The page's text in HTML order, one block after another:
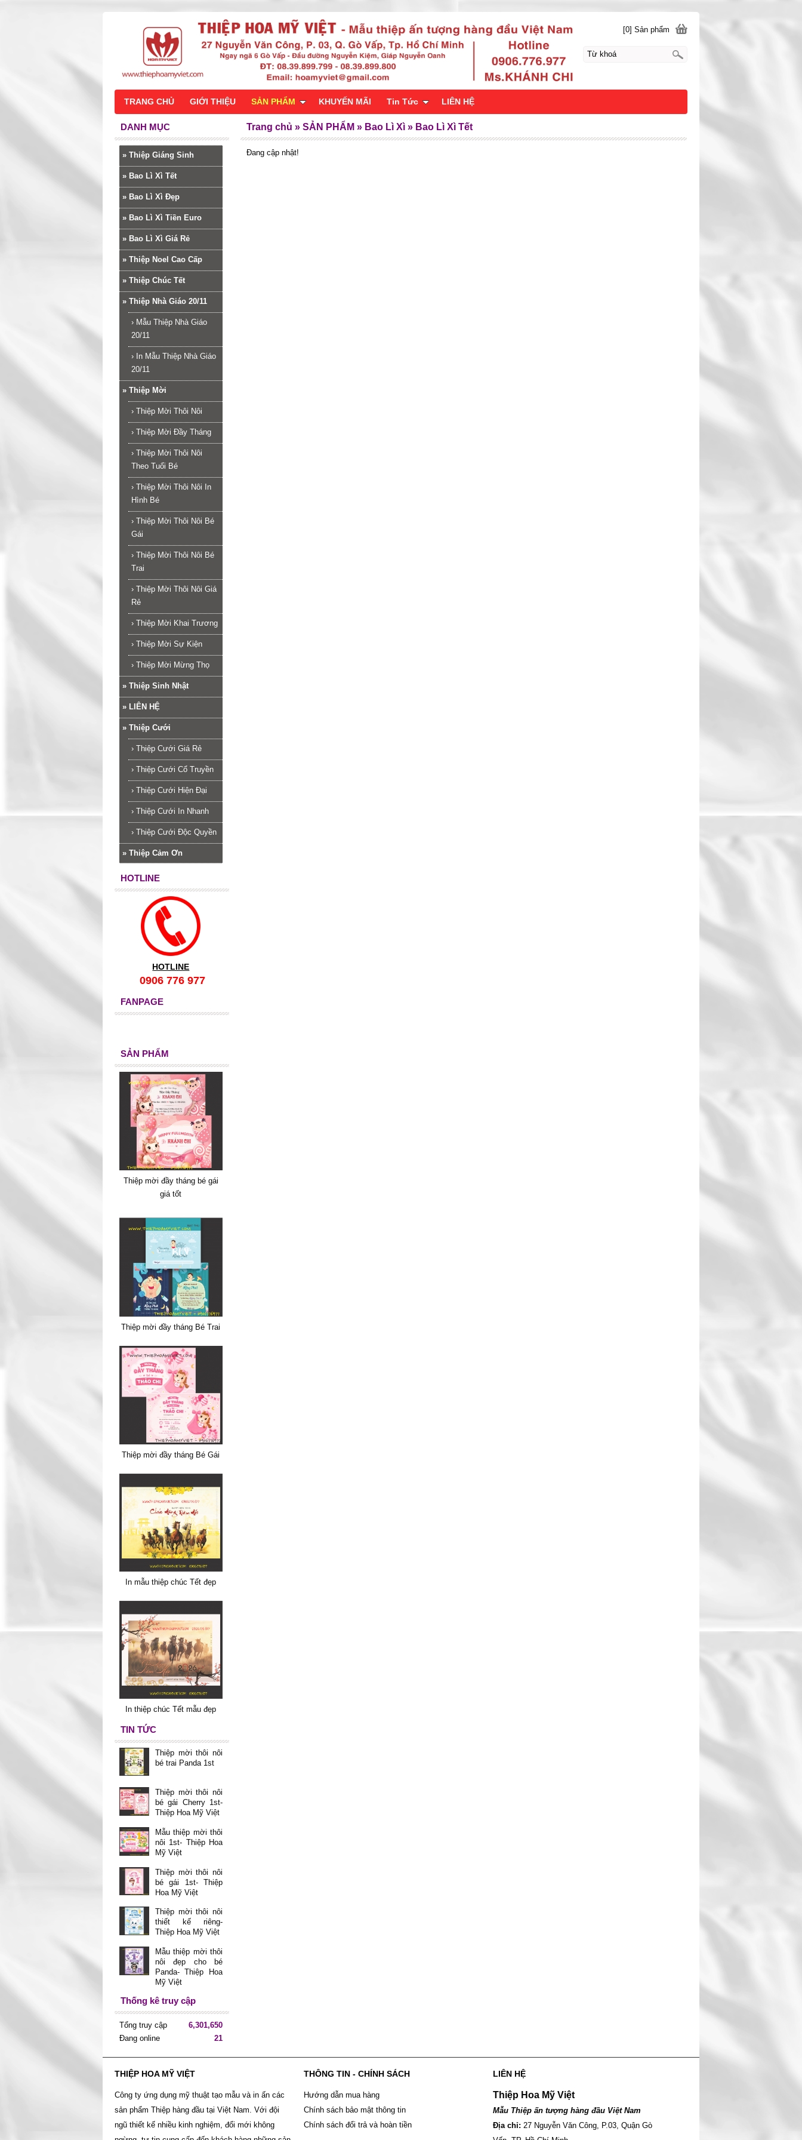
Đang cập nhật!
Trang chủ »SẢN PHẨM » Bao Lì Xì » Bao Lì Xì Tết
DANH MỤC
» Thiệp Giáng Sinh
» Bao Lì Xì Tết
» Bao Lì Xì Đẹp
» Bao Lì Xì Tiền Euro
» Bao Lì Xì Giá Rẻ
» Thiệp Noel Cao Cấp
» Thiệp Chúc Tết
» Thiệp Nhà Giáo 20/11
› Mẫu Thiệp Nhà Giáo
20/11
› In Mẫu Thiệp Nhà Giáo
20/11
» Thiệp Mời
› Thiệp Mời Thôi Nôi
› Thiệp Mời Đầy Tháng
› Thiệp Mời Thôi Nôi
Theo Tuổi Bé
› Thiệp Mời Thôi Nôi In
Hình Bé
› Thiệp Mời Thôi Nôi Bé
Gái
› Thiệp Mời Thôi Nôi Bé
Trai
› Thiệp Mời Thôi Nôi Giá
Rẻ
› Thiệp Mời Khai Trương
› Thiệp Mời Sự Kiện
› Thiệp Mời Mừng Thọ
» Thiệp Sinh Nhật
» LIÊN HỆ
» Thiệp Cưới
› Thiệp Cưới Giá Rẻ
› Thiệp Cưới Cổ Truyền
› Thiệp Cưới Hiện Đại
› Thiệp Cưới In Nhanh
› Thiệp Cưới Độc Quyền
» Thiệp Cảm Ơn
HOTLINE
HOTLINE
0906 776 977
FANPAGE
SẢN PHẨM
Thiệp mời đầy tháng bé gái
giá tốt
Thiệp mời đầy tháng Bé Trai
Thiệp mời đầy tháng Bé Gái
In mẫu thiệp chúc Tết đẹp
In thiệp chúc Tết mẫu đẹp
TIN TỨC
Thiệp mời thôi nôi
bé trai Panda 1st
Thiệp mời thôi nôi
bé gái Cherry 1st-
Thiệp Hoa Mỹ Việt
Mẫu thiệp mời thôi
nôi 1st- Thiệp Hoa
Mỹ Việt
Thiệp mời thôi nôi
bé gái 1st- Thiệp
Hoa Mỹ Việt
Thiệp mời thôi nôi
thiết kế riêng-
Thiệp Hoa Mỹ Việt
Mẫu thiệp mời thôi
nôi đẹp cho bé
Panda- Thiệp Hoa
Mỹ Việt
Thống kê truy cập
Tổng truy cập
6,301,650
Đang online
21
[0] Sản phẩm
TRANG CHỦ GIỚI THIỆU SẢN PHẨM KHUYẾN MÃI Tin Tức LIÊN HỆ
THIỆP HOA MỸ VIỆT
Công ty ứng dụng mỹ thuật tạo mẫu và in ấn các
sản phẩm Thiệp hàng đầu tại Việt Nam. Với đội
ngũ thiết kế nhiều kinh nghiệm, đổi mới không
THÔNG TIN - CHÍNH SÁCH
Hướng dẫn mua hàng
Chính sách bảo mật thông tin
Chính sách đổi trả và hoàn tiền
LIÊN HỆ
Thiệp Hoa Mỹ Việt
Mẫu Thiệp ấn tượng hàng đầu Việt Nam
Địa chỉ: 27 Nguyễn Văn Công, P.03, Quận Gò